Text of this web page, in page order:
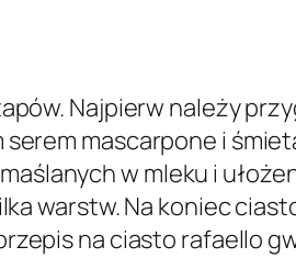
Najpierw należy
mascarpone i
w mleku i
warstw. Na koniec
na ciasto rafaello